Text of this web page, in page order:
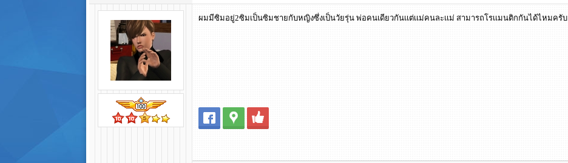
ผมมีซิมอยู่2ซิมเป็นซิมชายกับหญิงซึ่งเป็นวัยรุ่น พ่อคนเดียวกันเเต่เเม่คนละเเม่ สามารถโรเเมนติกกันได้ไหมครับ